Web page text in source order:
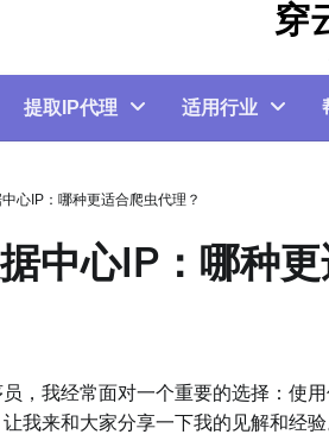
穿
提取IP代理 适用行业
心IP：哪种更适合爬虫代理？
中心IP：哪种
我经常面对一个重要的选择：使用
我来和大家分享一下我的见解和经验